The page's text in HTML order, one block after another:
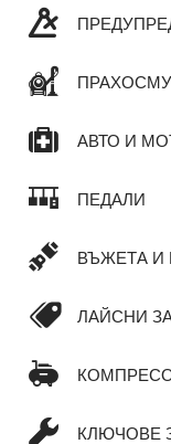
АВТО И
ПЕДАЛИ
ВЪЖЕТА И
ЛАЙСНИ
КЛЮЧОВЕ